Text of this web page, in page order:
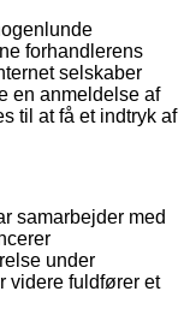
forhandlerens
selskaber
en anmeldelse af
til at få et indtryk af
samarbejder med
under
videre fuldfører et